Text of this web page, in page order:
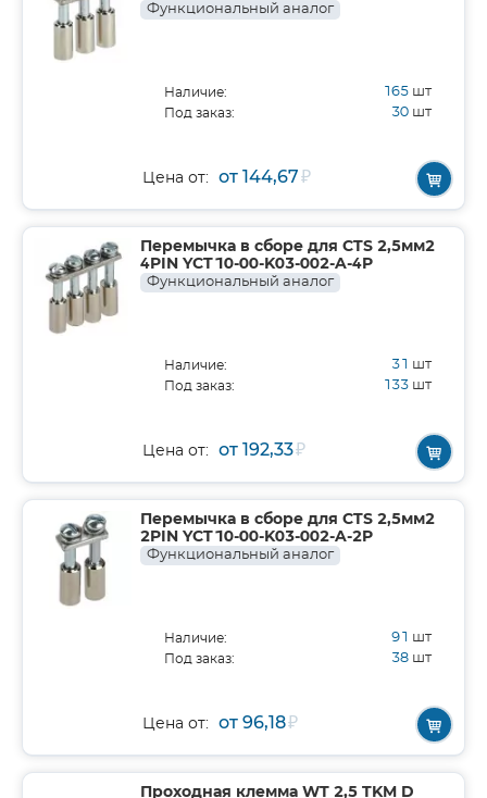
Функциональный аналог
Наличие: 165 шт
Под заказ: 30 шт
Цена от: от 144,67₽
Перемычка в сборе для CTS 2,5мм2
4PIN YCT10-00-K03-002-A-4P
Функциональный аналог
Наличие: 31 шт
Под заказ: 133 шт
Цена от: от 192,33₽
Перемычка в сборе для CTS 2,5мм2
2PIN YCT10-00-K03-002-A-2P
Функциональный аналог
Наличие: 91 шт
Под заказ: 38 шт
Цена от: от 96,18₽
Проходная клемма WT 2,5 TKM D